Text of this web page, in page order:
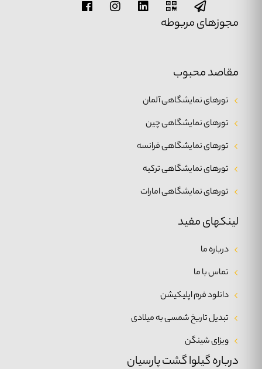
درباره گیلوا گشت پارسیان
لینکهای مفید
درباره ما
تماس با ما
دانلود فرم اپلیکیشن
تبدیل تاریخ شمسی به میلادی
ویزای شینگن
مقاصد محبوب
تورهای نمایشگاهی آلمان
تورهای نمایشگاهی چین
تورهای نمایشگاهی فرانسه
تورهای نمایشگاهی ترکیه
تورهای نمایشگاهی امارات
مجوزهای مربوطه